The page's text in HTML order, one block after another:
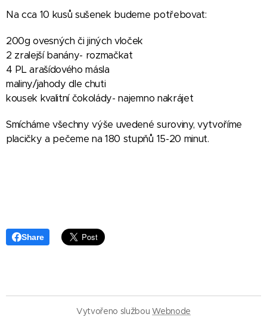
Na cca 10 kusů sušenek budeme potřebovat:
200g ovesných či jiných vloček
2 zralejší banány- rozmačkat
4 PL arašídového másla
maliny/jahody dle chuti
kousek kvalitní čokolády- najemno nakrájet
Smícháme všechny výše uvedené suroviny, vytvoříme
placičky a pečeme na 180 stupňů 15-20 minut.
Share
Vytvořeno službouWebnode